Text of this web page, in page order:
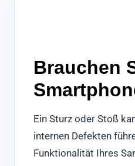
Brauchen
Ein Sturz oder Stoß
internen Defekten
Funktionalität Ihres